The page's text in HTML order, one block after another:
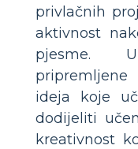
privlačnih
aktivnost
pjesme.
pripremljene
ideja koje
dodijeliti
kreativnost